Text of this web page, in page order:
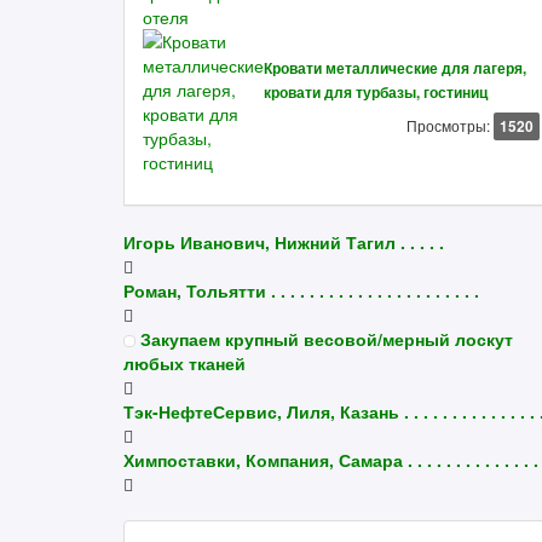
Кровати металлические для лагеря,
кровати для турбазы, гостиниц
Просмотры: 1520
Игорь Иванович, Нижний Тагил . . . . .
Роман, Тольятти . . . . . . . . . . . . . . . . . . . . . .
Закупаем крупный весовой/мерный лоскут
любых тканей
Тэк-НефтеСервис, Лиля, Казань . . . . . . . . . . . . . .
Химпоставки, Компания, Самара . . . . . . . . . . . . . .